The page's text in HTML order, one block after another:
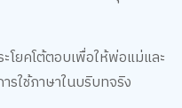
ยคโต้ตอบเพื่อให้พ่อแม่และ
ใช้ภาษาในบริบทจริง